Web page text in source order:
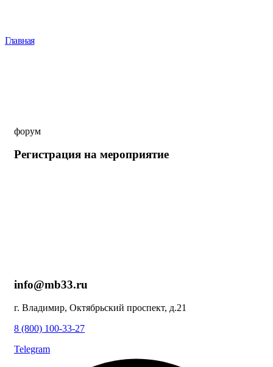
ГлавнаяРегистрация
форум
Регистрация на мероприятие
info@mb33.ru
г. Владимир, Октябрьский проспект, д.21
8 (800) 100-33-27
Telegram